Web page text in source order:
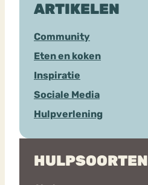
ARTIKELEN
Community
Eten en koken
Inspiratie
Sociale Media
Hulpverlening
HULPSOORTEN